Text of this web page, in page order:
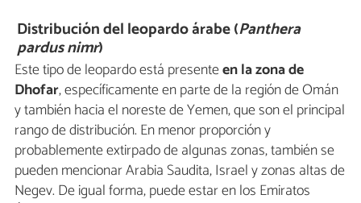
Distribución del leopardo árabe (Panthera
pardus nimr)
Este tipo de leopardo está presenteen la zona de
Dhofar, específicamente en parte de la región de Omán
y también hacia el noreste de Yemen, que son el principal
rango de distribución. En menor proporción y
probablemente extirpado de algunas zonas, también se
pueden mencionar Arabia Saudita, Israel y zonas altas de
Negev. De igual forma, puede estar en los Emiratos